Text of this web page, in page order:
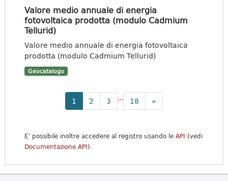
Valore medio annuale di energia
fotovoltaica prodotta (modulo Cadmium
Tellurid)
Valore medio annuale di energia fotovoltaica
prodotta (modulo Cadmium Tellurid)
Geocatalogo
1 2 3 ... 18 »
E' possibile inoltre accedere al registro usando le API (vedi
Documentazione API).